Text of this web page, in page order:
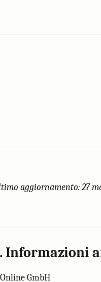
aggiornamento: 27
Informazioni
Online GmbH